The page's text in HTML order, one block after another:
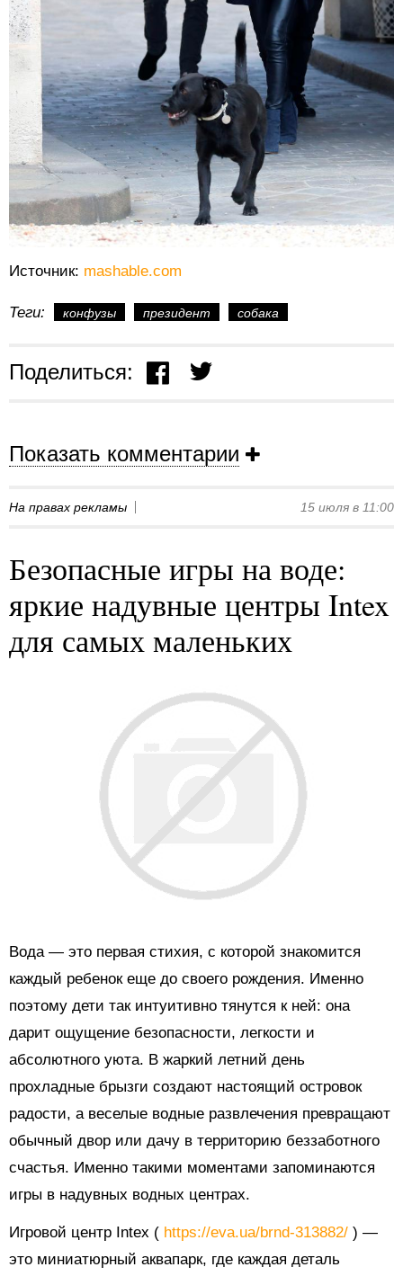
Источник: mashable.com
Теги: конфузы президент собака
Поделиться:
Показать комментарии
На правах рекламы 15 июля в 11:00
Безопасные игры на воде:
яркие надувные центры Intex
для самых маленьких
Вода — это первая стихия, с которой знакомится
каждый ребенок еще до своего рождения. Именно
поэтому дети так интуитивно тянутся к ней: она
дарит ощущение безопасности, легкости и
абсолютного уюта. В жаркий летний день
прохладные брызги создают настоящий островок
радости, а веселые водные развлечения превращают
обычный двор или дачу в территорию беззаботного
счастья. Именно такими моментами запоминаются
игры в надувных водных центрах.
Игровой центр Intex ( https://eva.ua/brnd-313882/ ) —
это миниатюрный аквапарк, где каждая деталь